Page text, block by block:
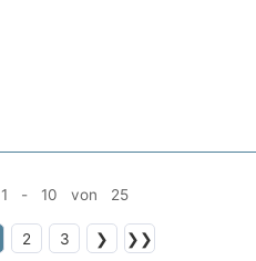
1 - 10 von 25
2 3 ❯ ❯❯